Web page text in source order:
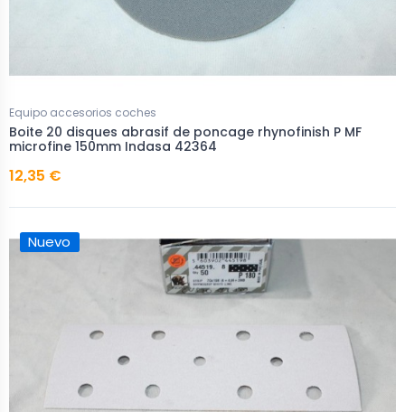
Equipo accesorios coches
Boite 20 disques abrasif de poncage rhynofinish P MF
microfine 150mm Indasa 42364
12,35 €
Nuevo